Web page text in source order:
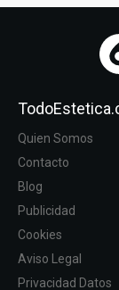
Quien Somos
Contacto
Blog
Publicidad
Cookies
Aviso Legal
Privacidad Datos